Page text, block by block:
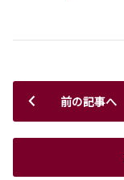
前の記事へ